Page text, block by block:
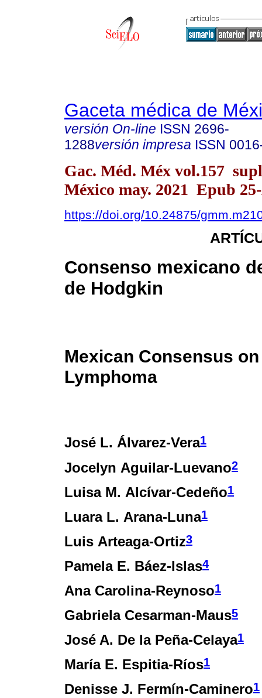
Gaceta médica de
versión On-line ISSN 2696-
1288versión impresa ISSN
Gac. Méd. Méx vol.157
México may. 2021 Epub
https://doi.org/10.24875/
Consenso mexicano
de Hodgkin
Mexican Consensus on
Lymphoma
José L. Álvarez-Vera1
Jocelyn Aguilar-Luevano2
Luisa M. Alcívar-Cedeño1
Luara L. Arana-Luna1
Luis Arteaga-Ortiz3
Pamela E. Báez-Islas4
Ana Carolina-Reynoso1
Gabriela Cesarman-Maus5
José A. De la Peña-Celaya1
María E. Espitia-Ríos1
Denisse J. Fermín-Caminero1